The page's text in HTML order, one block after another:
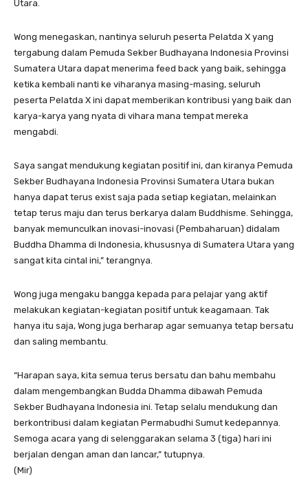
Utara.
Wong menegaskan, nantinya seluruh peserta Pelatda X yang
tergabung dalam Pemuda Sekber Budhayana Indonesia Provinsi
Sumatera Utara dapat menerima feed back yang baik, sehingga
ketika kembali nanti ke viharanya masing-masing, seluruh
peserta Pelatda X ini dapat memberikan kontribusi yang baik dan
karya-karya yang nyata di vihara mana tempat mereka
mengabdi.
Saya sangat mendukung kegiatan positif ini, dan kiranya Pemuda
Sekber Budhayana Indonesia Provinsi Sumatera Utara bukan
hanya dapat terus exist saja pada setiap kegiatan, melainkan
tetap terus maju dan terus berkarya dalam Buddhisme. Sehingga,
banyak memunculkan inovasi-inovasi (Pembaharuan) didalam
Buddha Dhamma di Indonesia, khususnya di Sumatera Utara yang
sangat kita cintal ini,” terangnya.
Wong juga mengaku bangga kepada para pelajar yang aktif
melakukan kegiatan-kegiatan positif untuk keagamaan. Tak
hanya itu saja, Wong juga berharap agar semuanya tetap bersatu
dan saling membantu.
“Harapan saya, kita semua terus bersatu dan bahu membahu
dalam mengembangkan Budda Dhamma dibawah Pemuda
Sekber Budhayana Indonesia ini. Tetap selalu mendukung dan
berkontribusi dalam kegiatan Permabudhi Sumut kedepannya.
Semoga acara yang di selenggarakan selama 3 (tiga) hari ini
berjalan dengan aman dan lancar,” tutupnya.
(Mir)